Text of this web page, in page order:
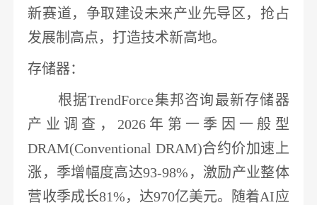
新赛道，争取建设未来产业先导区，抢占
发展制高点，打造技术新高地。
存储器：
根据TrendForce集邦咨询最新存储器
产业调查，2026年第一季因一般型
DRAM(Conventional DRAM)合约价加速上
涨，季增幅度高达93-98% ，激励产业整体
营收季成长81%，达970亿美元。随着AI应